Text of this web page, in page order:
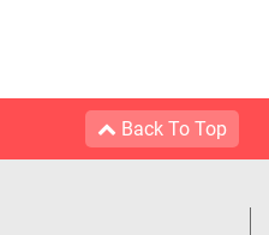
Back To Top